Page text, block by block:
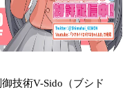
技術V-Sido（ブシド